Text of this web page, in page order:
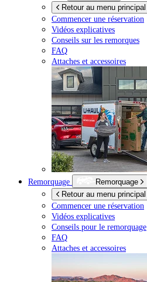
Retour au menu principal
Commencer une réservation
Vidéos explicatives
Conseils sur les remorques
FAQ
Attaches et accessoires
Remorquage
Remorquage
Retour au menu principal
Commencer une réservation
Vidéos explicatives
Conseils pour le remorquage
FAQ
Attaches et accessoires